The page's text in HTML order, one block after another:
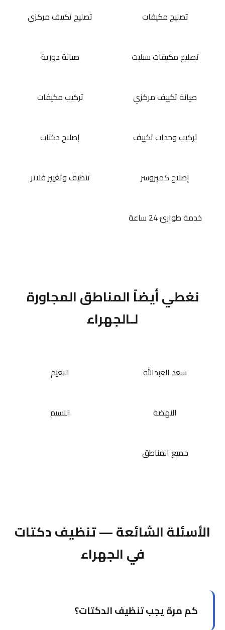
تصليح مكيفات تصليح تكييف مركزي
تصليح مكيفات سبليت صيانة دورية
صيانة تكييف مركزي تركيب مكيفات
تركيب وحدات تكييف إصلاح دكتات
إصلاح كمبروسر تنظيف وتغيير فلاتر
خدمة طوارئ 24 ساعة
نغطي أيضاً المناطق المجاورة
لـالجهراء
سعد العبدالله النعيم
النهضة النسيم
جميع المناطق
الأسئلة الشائعة — تنظيف دكتات
في الجهراء
كم مرة يجب تنظيف الدكتات؟